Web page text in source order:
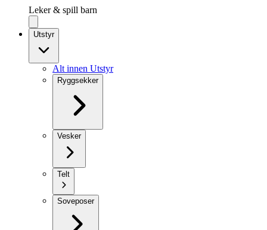
Leker & spill barn
Utstyr
Alt innen Utstyr
Ryggsekker
Vesker
Telt
Soveposer